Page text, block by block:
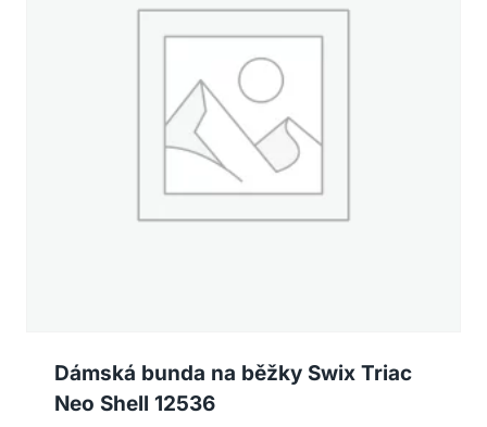
Dámská bunda na běžky Swix Triac
Neo Shell 12536